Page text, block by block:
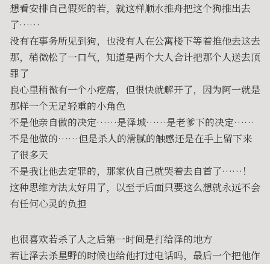
想看安排自己假死的若，就这样顺水推舟把这个狗推出去
了……
没有在事务所见到狗，也没有人在公寓楼下等着推他去这去
那，稍微松了一口气，知道是两个大人合计把那个人送去顶
罪了
良心里稍微有一个小疙瘩，但很快就解开了，因为阿一就是
那样一个无足轻重的小角色
不是他亲自做的决定……是泽城……是老爹下的决定……
不是他做的……但是杀人的滑腻的触感还是在手上留下来
了很多天
不是我让他去定罪的，那家伙自己就哭着去自首了……！
这种思维方法太好用了，以至于后面只要这么想就永远不会
有任何心灵的负担
也很喜欢若杀了人之后第一时间是打给泽的地方
若让泽去杀星野的时候也给他打过电话吗，最后一个把他作